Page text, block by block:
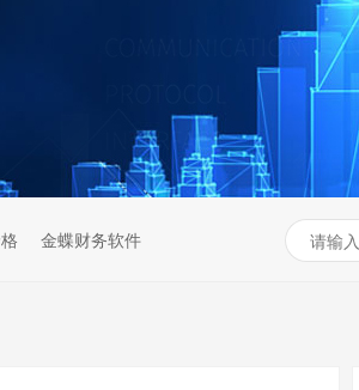
金蝶财务软件